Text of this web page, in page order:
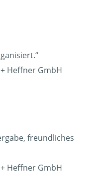
Heffner GmbH
freundliches
Heffner GmbH